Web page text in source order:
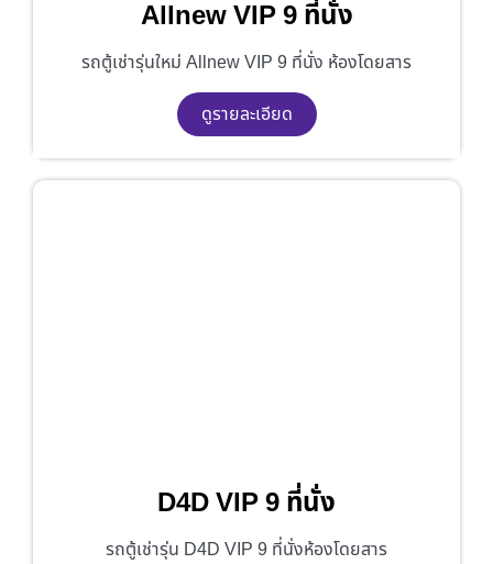
Allnew VIP 9 ที่นั่ง
รถตู้เช่ารุ่นใหม่ Allnew VIP 9 ที่นั่ง ห้องโดยสาร
ดูรายละเอียด
D4D VIP 9 ที่นั่ง
รถตู้เช่ารุ่น D4D VIP 9 ที่นั่งห้องโดยสาร